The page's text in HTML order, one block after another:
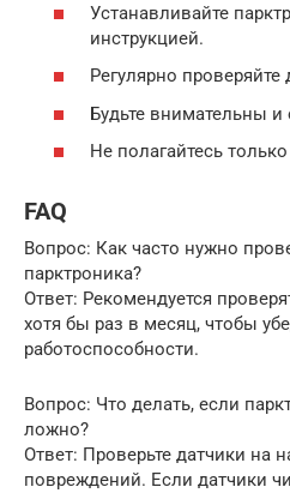
Устанавливайте
инструкцией.
Регулярно
Будьте внимательны
Не полагайтесь
FAQ
Вопрос: Как часто нужно
парктроника?
Ответ: Рекомендуется
хотя бы раз в месяц, чтобы
работоспособности.
Вопрос: Что делать, если
ложно?
Ответ: Проверьте датчики на
повреждений. Если датчики